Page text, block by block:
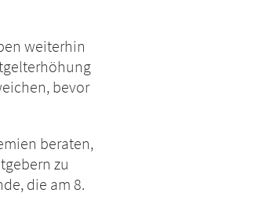
weiterhin
bevor
beraten,
zu
die am 8.